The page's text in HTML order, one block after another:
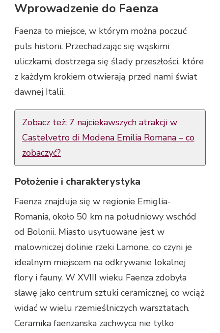
Wprowadzenie do Faenza
Faenza to miejsce, w którym można poczuć
puls historii. Przechadzając się wąskimi
uliczkami, dostrzega się ślady przeszłości, które
z każdym krokiem otwierają przed nami świat
dawnej Italii.
Zobacz też: 7 najciekawszych atrakcji w
Castelvetro di Modena Emilia Romana – co
zobaczyć?
Położenie i charakterystyka
Faenza znajduje się w regionie Emiglia-
Romania, około 50 km na południowy wschód
od Bolonii. Miasto usytuowane jest w
malowniczej dolinie rzeki Lamone, co czyni je
idealnym miejscem na odkrywanie lokalnej
flory i fauny. W XVIII wieku Faenza zdobyła
sławę jako centrum sztuki ceramicznej, co wciąż
widać w wielu rzemieślniczych warsztatach.
Ceramika faenzanska zachwyca nie tylko